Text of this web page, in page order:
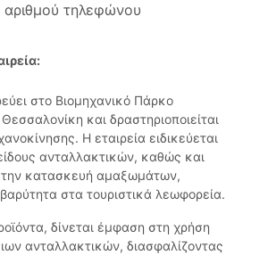
αριθμού τηλεφώνου
στο Βιομηχανικό Πάρκο
και δραστηριοποιείται
Η εταιρεία ειδικεύεται
ανταλλακτικών, καθώς και
την κατασκευή αμαξωμάτων,
βαρύτητα στα τουριστικά λεωφορεία.
δίνεται έμφαση στη χρήση
ανταλλακτικών, διασφαλίζοντας